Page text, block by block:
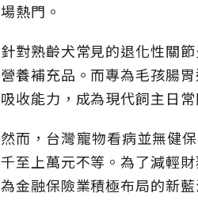
場熱門。
針對熟齡犬常見的退化性關
營養補充品。而專為毛孩腸
吸收能力，成為現代飼主日
然而，台灣寵物看病並無健
千至上萬元不等。為了減輕
為金融保險業積極布局的新藍